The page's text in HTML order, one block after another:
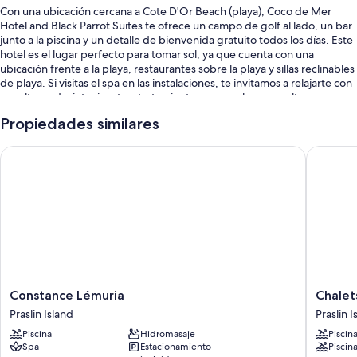
Con una ubicación cercana a Cote D'Or Beach (playa), Coco de Mer
Hotel and Black Parrot Suites te ofrece un campo de golf al lado, un bar
junto a la piscina y un detalle de bienvenida gratuito todos los días. Este
hotel es el lugar perfecto para tomar sol, ya que cuenta con una
ubicación frente a la playa, restaurantes sobre la playa y sillas reclinables
de playa. Si visitas el spa en las instalaciones, te invitamos a relajarte con
envolturas desintoxicantes, tratamientos corporales o envolturas
cuentan con desayuno, almuerzo, cena, menú para niños y cocina local.
actividades como ecotours, senderos para caminar o andar en bicicleta
Desayuno buffet con cargo, alquiler de bicicletas y traslado al
aeropuerto ida y vuelta
Los huéspedes dejan muy buenas opiniones sobre la atención del
Propiedades similares
Constance
Lémuria
Praslin
Island
Constance Lémuria
Praslin Island
Piscina
Hidromasaje
Spa
Estacionamiento
Constance Lémuria
Chalets
Cote
Mer
Praslin
Island
Praslin
Piscina
Chalets